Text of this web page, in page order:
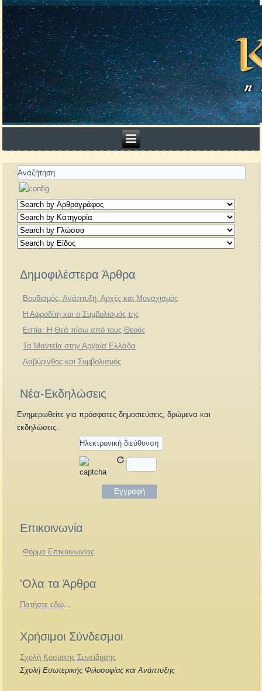
Δημοφιλέστερα Άρθρα
Βουδισμός: Ανάπτυξη, Αρχές και Μοναχισμός
Η Αφροδίτη και ο Συμβολισμός της
Εστία: Η Θεά πίσω από τους Θεούς
Τα Μαντεία στην Αρχαία Ελλάδα
Λαβύρινθος και Συμβολισμός
Νέα-Εκδηλώσεις
Ενημερωθείτε για πρόσφατες δημοσιεύσεις, δρώμενα και
εκδηλώσεις.
Επικοινωνία
Φόρμα Επικοινωνίας
'Ολα τα Άρθρα
Πατήστε εδώ...
Χρήσιμοι Σύνδεσμοι
Σχολή Κοσμικής Συνείδησης
Σχολή Εσωτερικής Φιλοσοφίας και Ανάπτυξης